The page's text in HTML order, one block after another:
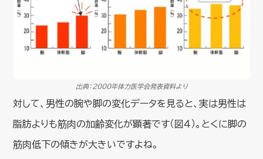
出典：2000年体力医学会発表資料より
対して、男性の腕や脚の変化データを見ると、実は男性は
脂肪よりも筋肉の加齢変化が顕著です（図４）。とくに脚の
筋肉低下の傾きが大きいですよね。